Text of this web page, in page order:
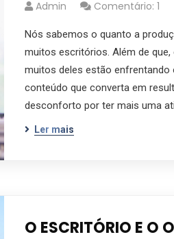
Admin Comentário: 1
Nós sabemos o quanto a
muitos escritórios. Além de
muitos deles estão enfrentando
conteúdo que converta em
desconforto por ter mais uma
Ler mais
O ESCRITÓRIO E O